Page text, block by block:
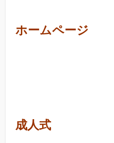
ホームページ
成人式